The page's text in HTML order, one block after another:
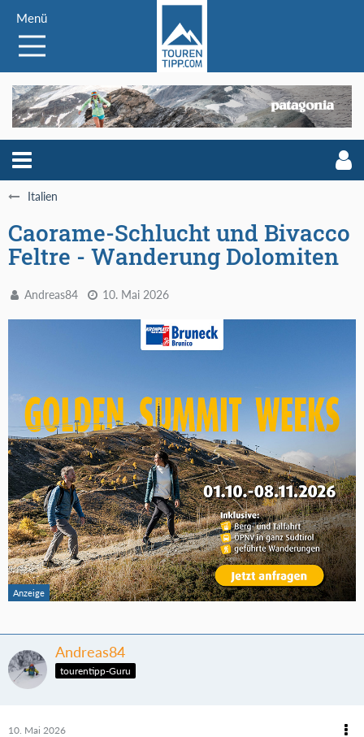
Menü
Italien
Caorame-Schlucht und Bivacco
Feltre - Wanderung Dolomiten
Andreas84 10. Mai 2026
Andreas84
tourentipp-Guru
10. Mai 2026